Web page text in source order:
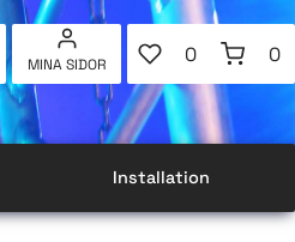
MINA SIDOR
FAVORITER
ANTAL
0 0
Installation